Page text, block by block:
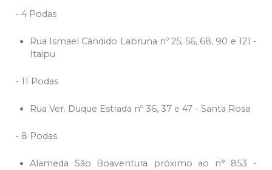
- 4 Podas
Rua Ismael Cândido Labruna nº 25, 56, 68, 90 e 121 -
Itaipu
- 11 Podas
Rua Ver. Duque Estrada nº 36, 37 e 47 - Santa Rosa
- 8 Podas
Alameda São Boaventura próximo ao n° 853 -